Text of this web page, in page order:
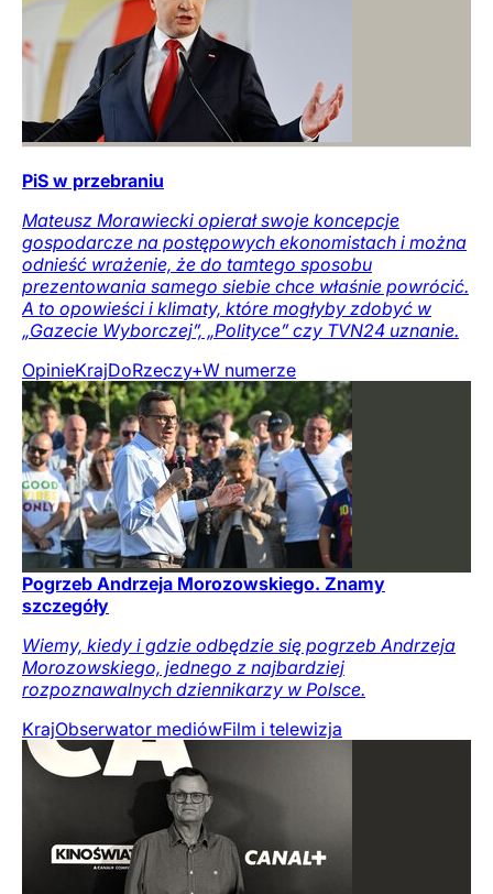
PiS w przebraniu
Mateusz Morawiecki opierał swoje koncepcje
gospodarcze na postępowych ekonomistach i można
odnieść wrażenie, że do tamtego sposobu
prezentowania samego siebie chce właśnie powrócić.
A to opowieści i klimaty, które mogłyby zdobyć w
„Gazecie Wyborczej”, „Polityce” czy TVN24 uznanie.
OpinieKrajDoRzeczy+W numerze
Pogrzeb Andrzeja Morozowskiego. Znamy
szczegóły
Wiemy, kiedy i gdzie odbędzie się pogrzeb Andrzeja
Morozowskiego, jednego z najbardziej
rozpoznawalnych dziennikarzy w Polsce.
KrajObserwator mediówFilm i telewizja